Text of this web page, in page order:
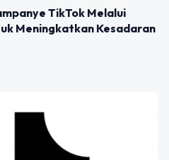
TikTok Melalui
Meningkatkan Kesadaran